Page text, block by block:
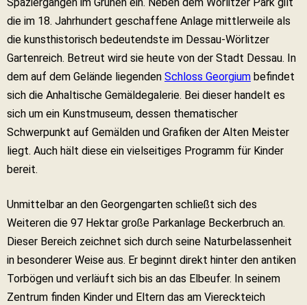
die im 18. Jahrhundert geschaffene Anlage mittlerweile als
die kunsthistorisch bedeutendste im Dessau-Wörlitzer
Gartenreich. Betreut wird sie heute von der Stadt Dessau. In
dem auf dem Gelände liegenden Schloss Georgium befindet
sich die Anhaltische Gemäldegalerie. Bei dieser handelt es
sich um ein Kunstmuseum, dessen thematischer
Schwerpunkt auf Gemälden und Grafiken der Alten Meister
liegt. Auch hält diese ein vielseitiges Programm für Kinder
bereit.
Unmittelbar an den Georgengarten schließt sich des
Weiteren die 97 Hektar große Parkanlage Beckerbruch an.
Dieser Bereich zeichnet sich durch seine Naturbelassenheit
in besonderer Weise aus. Er beginnt direkt hinter den antiken
Torbögen und verläuft sich bis an das Elbeufer. In seinem
Zentrum finden Kinder und Eltern das am Viereckteich